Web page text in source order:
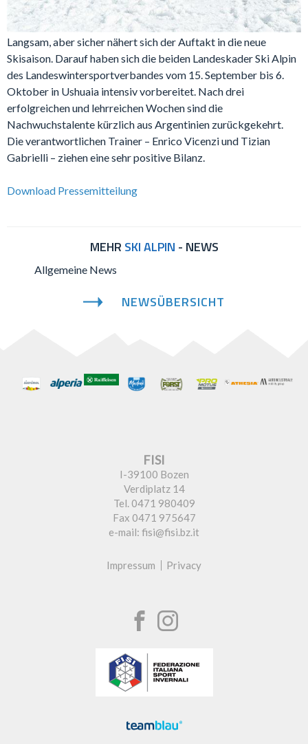
Langsam, aber sicher nähert sich der Auftakt in die neue
Skisaison. Darauf haben sich die beiden Landeskader Ski Alpin
des Landeswintersportverbandes vom 15. September bis 6.
Oktober in Ushuaia intensiv vorbereitet. Nach drei
erfolgreichen und lehrreichen Wochen sind die
Nachwuchstalente kürzlich aus Argentinien zurückgekehrt.
Die verantwortlichen Trainer – Enrico Vicenzi und Tizian
Gabrielli – ziehen eine sehr positive Bilanz.
Download Pressemitteilung
MEHR SKI ALPIN - NEWS
Allgemeine News
NEWSÜBERSICHT
FISI
I-39100 Bozen
Verdiplatz 14
Tel. 0471 980409
Fax 0471 975647
e-mail: fisi@fisi.bz.it
Impressum Privacy